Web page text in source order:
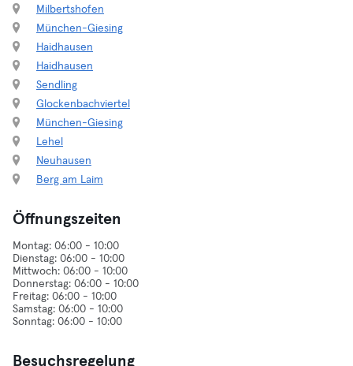
Milbertshofen
München-Giesing
Haidhausen
Haidhausen
Sendling
Glockenbachviertel
München-Giesing
Lehel
Neuhausen
Berg am Laim
Öffnungszeiten
Montag: 06:00 - 10:00
Dienstag: 06:00 - 10:00
Mittwoch: 06:00 - 10:00
Donnerstag: 06:00 - 10:00
Freitag: 06:00 - 10:00
Samstag: 06:00 - 10:00
Besuchsregelung